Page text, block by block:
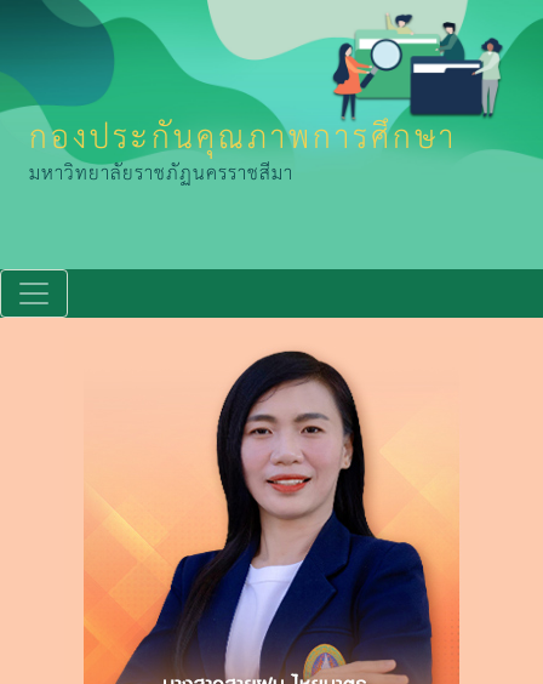
กองประกันคุณภาพการศึกษา
มหาวิทยาลัยราชภัฏนครราชสีมา